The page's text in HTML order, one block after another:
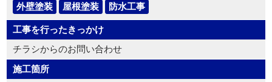
外壁塗装
屋根塗装 防水工事
工事を行ったきっかけ
チラシからのお問い合わせ
施工箇所